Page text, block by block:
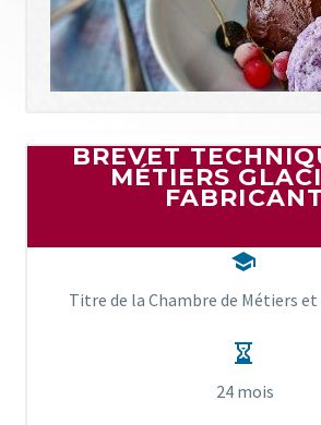
BREVET
MÉTIERS
FABRICANT


Titre de la Chambre de Métiers


24 mois